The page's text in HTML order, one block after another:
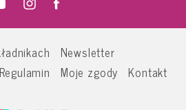
Newsletter
Regulamin Moje zgody Kontakt